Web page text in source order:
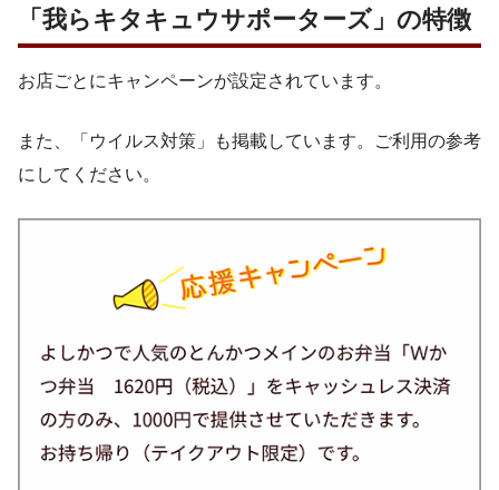
「我らキタキュウサポーターズ」の特徴
お店ごとにキャンペーンが設定されています。
また、「ウイルス対策」も掲載しています。ご利用の参考
にしてください。